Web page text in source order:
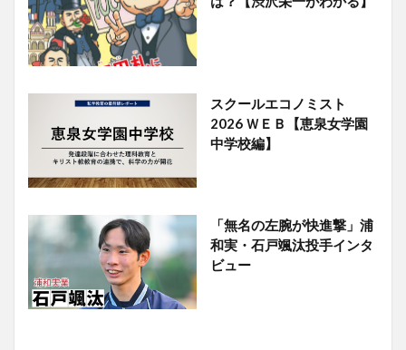
スクールエコノミスト
2026 ＷＥＢ【恵泉女学園
中学校編】
「無名の左腕が快進撃」浦
和実・石戸颯汰投手インタ
ビュー